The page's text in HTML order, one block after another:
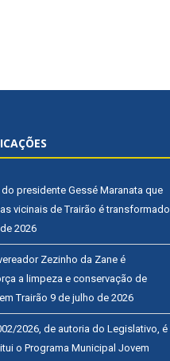
presidente Gessé Maranata que
vicinais de Trairão é transformado
2026
Zezinho da Zane é
a limpeza e conservação de
Trairão 9 de julho de 2026
2026, de autoria do Legislativo, é
o Programa Municipal Jovem